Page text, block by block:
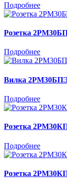
Подробнее
Розетка
Подробнее
Вилка
Подробнее
Розетка
Подробнее
Розетка